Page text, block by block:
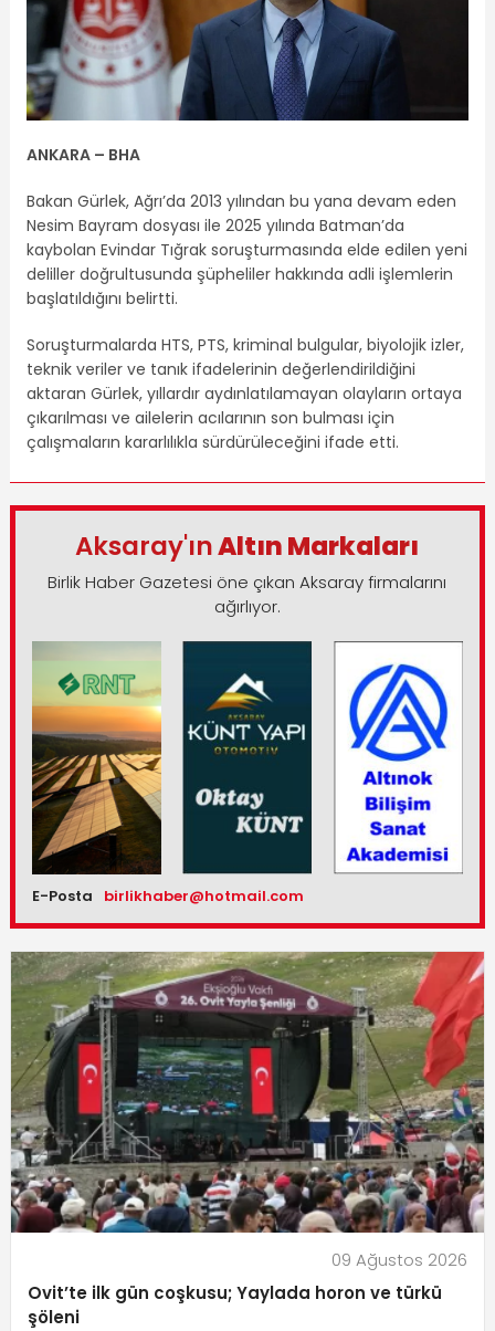
ANKARA – BHA
Bakan Gürlek, Ağrı’da 2013 yılından bu yana devam eden
Nesim Bayram dosyası ile 2025 yılında Batman’da
kaybolan Evindar Tığrak soruşturmasında elde edilen yeni
deliller doğrultusunda şüpheliler hakkında adli işlemlerin
başlatıldığını belirtti.
Soruşturmalarda HTS, PTS, kriminal bulgular, biyolojik izler,
teknik veriler ve tanık ifadelerinin değerlendirildiğini
aktaran Gürlek, yıllardır aydınlatılamayan olayların ortaya
çıkarılması ve ailelerin acılarının son bulması için
çalışmaların kararlılıkla sürdürüleceğini ifade etti.
Aksaray'ınAltın Markaları
Birlik Haber Gazetesi öne çıkan Aksaray firmalarını
ağırlıyor.
E-Posta birlikhaber@hotmail.com
09 Ağustos 2026
Ovit’te ilk gün coşkusu; Yaylada horon ve türkü
şöleni